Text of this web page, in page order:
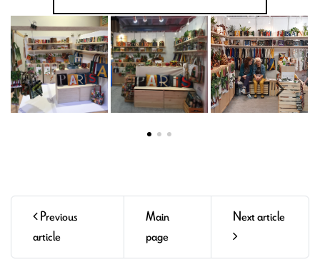
Previous
article
Main
page
Next article